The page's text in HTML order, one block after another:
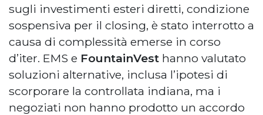
sugli investimenti esteri diretti, condizione
sospensiva per il closing, è stato interrotto a
causa di complessità emerse in corso
d’iter. EMS e FountainVest hanno valutato
soluzioni alternative, inclusa l’ipotesi di
scorporare la controllata indiana, ma i
negoziati non hanno prodotto un accordo